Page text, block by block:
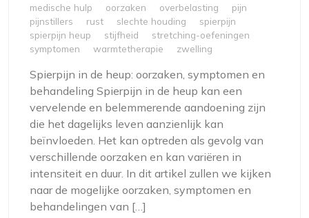
medische hulp
oorzaken overbelasting
pijn
pijnstillers
rust slechte houding
spierpijn
spierpijn heup
stijfheid
stretching-oefeningen
symptomen
warmtetherapie zwelling
Spierpijn in de heup: oorzaken, symptomen en
behandeling Spierpijn in de heup kan een
vervelende en belemmerende aandoening zijn
die het dagelijks leven aanzienlijk kan
beïnvloeden. Het kan optreden als gevolg van
verschillende oorzaken en kan variëren in
intensiteit en duur. In dit artikel zullen we kijken
naar de mogelijke oorzaken, symptomen en
behandelingen van […]